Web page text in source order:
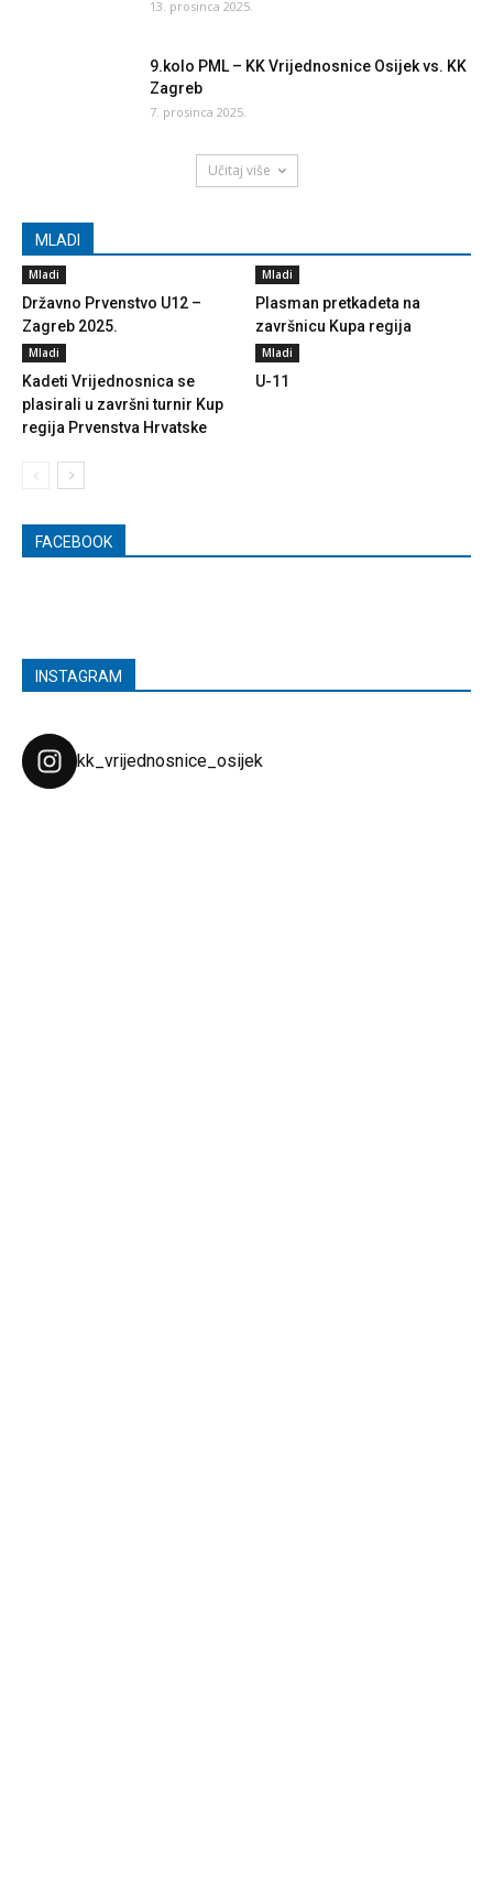
13. prosinca 2025.
9.kolo PML – KK Vrijednosnice Osijek vs. KK
Zagreb
7. prosinca 2025.
Učitaj više
MLADI
Mladi
Državno Prvenstvo U12 –
Zagreb 2025.
Mladi
Plasman pretkadeta na
završnicu Kupa regija
Mladi
Kadeti Vrijednosnica se
plasirali u završni turnir Kup
regija Prvenstva Hrvatske
Mladi
U-11
FACEBOOK
INSTAGRAM
kk_vrijednosnice_osijek